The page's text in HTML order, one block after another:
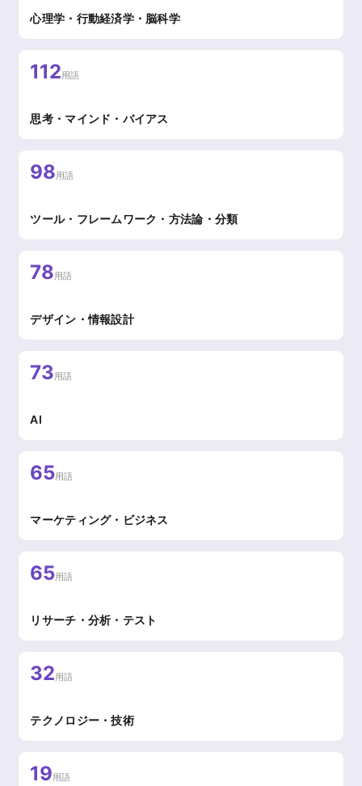
心理学・行動経済学・脳科学
112用語
思考・マインド・バイアス
98用語
ツール・フレームワーク・方法論・分類
78用語
デザイン・情報設計
73用語
AI
65用語
マーケティング・ビジネス
65用語
リサーチ・分析・テスト
32用語
テクノロジー・技術
19用語